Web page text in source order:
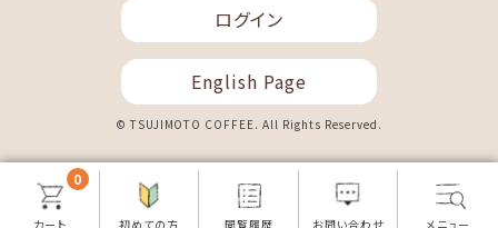
0
ログイン
English Page
© TSUJIMOTO COFFEE. All Rights Reserved.